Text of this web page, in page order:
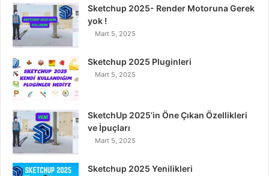
b
o
o
k
t
e
r
e
u
b
e
a
r
m
Sketchup 2025- Render Motoruna Gerek
yok !
Mart 5, 2025
Sketchup 2025 Pluginleri
Mart 5, 2025
SketchUp 2025’in Öne Çıkan Özellikleri
ve İpuçları
Mart 5, 2025
Sketchup 2025 Yenilikleri